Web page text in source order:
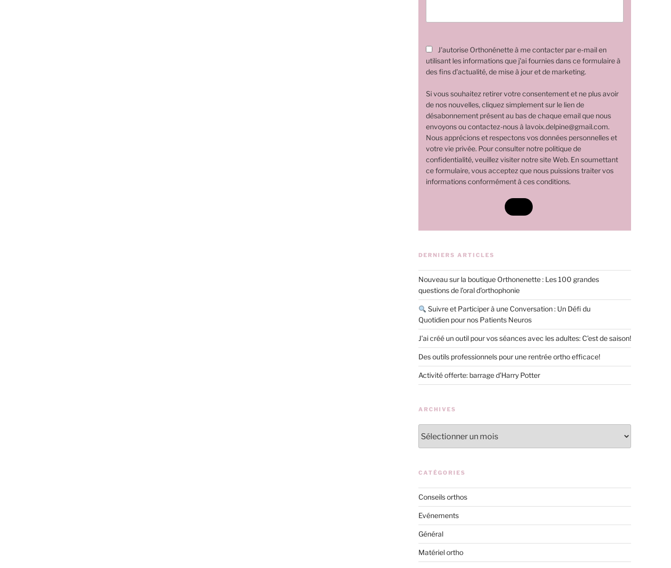
J'autorise Orthonénette à me contacter par e-mail en
utilisant les informations que j'ai fournies dans ce formulaire à
des fins d'actualité, de mise à jour et de marketing.
Si vous souhaitez retirer votre consentement et ne plus avoir
de nos nouvelles, cliquez simplement sur le lien de
désabonnement présent au bas de chaque email que nous
envoyons ou contactez-nous à lavoix.delpine@gmail.com.
Nous apprécions et respectons vos données personnelles et
votre vie privée. Pour consulter notre politique de
confidentialité, veuillez visiter notre site Web. En soumettant
ce formulaire, vous acceptez que nous puissions traiter vos
informations conformément à ces conditions.
DERNIERS ARTICLES
Nouveau sur la boutique Orthonenette : Les 100 grandes
questions de l’oral d’orthophonie
Suivre et Participer à une Conversation : Un Défi du
Quotidien pour nos Patients Neuros
J’ai créé un outil pour vos séances avec les adultes: C’est de saison!
Des outils professionnels pour une rentrée ortho efficace!
Activité offerte: barrage d’Harry Potter
ARCHIVES
CATÉGORIES
Conseils orthos
Evénements
Général
Matériel ortho